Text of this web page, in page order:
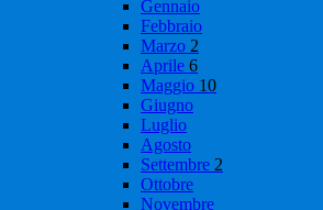
Gennaio
Febbraio
Marzo 2
Aprile 6
Maggio 10
Giugno
Luglio
Agosto
Settembre 2
Ottobre
Novembre